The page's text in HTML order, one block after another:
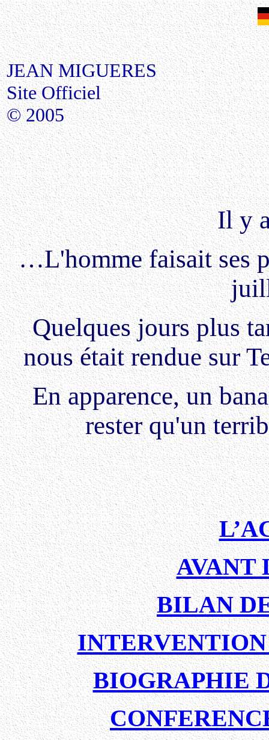
JEAN MIGUERES
Site Officiel
© 2005
Il y
…L'homme faisait ses
Quelques jours plus
nous était rendue sur
En apparence, un
rester qu'un
AVANT
BILAN
BIOGRAPHIE